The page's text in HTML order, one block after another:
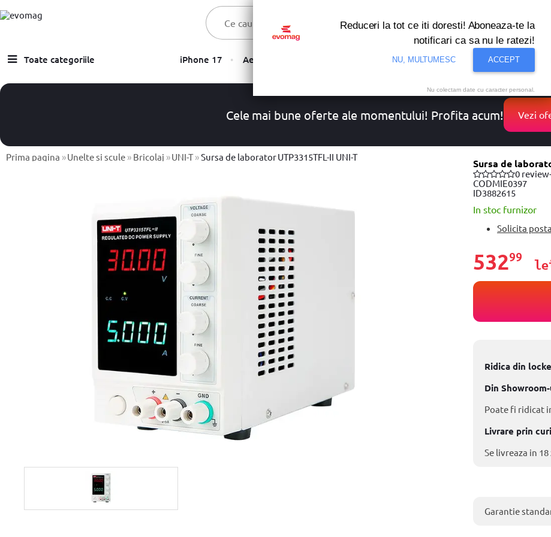
Toate categoriile
Laptopuri
Componente PC & Gaming
Casa, Decoratiuni & Bricolaj
Ceasuri
Vouchere
iPhone 17 Aer Conditionat Oferte Resigilate Solutii de
Cele mai bune oferte ale momentului! Profita acum! Vezi
Prima pagina »Unelte si scule » Bricolaj »UNI-T»Sursa de laborator UTP3315TFL-II UNI-T
Sursa de
0
CODMIE0397
ID3882615
In stoc furnizor
Solicita
53299
Ridica din
Din
Poate fi ridicat
Livrare prin
Se livreaza in
Garantie
Reduceri la tot ce iti doresti! Aboneaza-te la
notificari ca sa nu le ratezi!
NU, MULTUMESC ACCEPT
Nu colectam date cu caracter personal.